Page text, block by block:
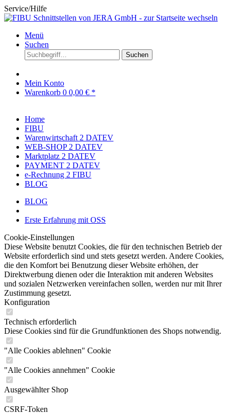
Service/Hilfe
Menü
Suchen
Suchen
Mein Konto
Warenkorb 0 0,00 € *
Home
FIBU
Warenwirtschaft 2 DATEV
WEB-SHOP 2 DATEV
Marktplatz 2 DATEV
PAYMENT 2 DATEV
e-Rechnung 2 FIBU
BLOG
BLOG
Erste Erfahrung mit OSS
Cookie-Einstellungen
Diese Website benutzt Cookies, die für den technischen Betrieb der
Website erforderlich sind und stets gesetzt werden. Andere Cookies,
die den Komfort bei Benutzung dieser Website erhöhen, der
Direktwerbung dienen oder die Interaktion mit anderen Websites
und sozialen Netzwerken vereinfachen sollen, werden nur mit Ihrer
Zustimmung gesetzt.
Konfiguration
Technisch erforderlich
Diese Cookies sind für die Grundfunktionen des Shops notwendig.
"Alle Cookies ablehnen" Cookie
"Alle Cookies annehmen" Cookie
Ausgewählter Shop
CSRF-Token